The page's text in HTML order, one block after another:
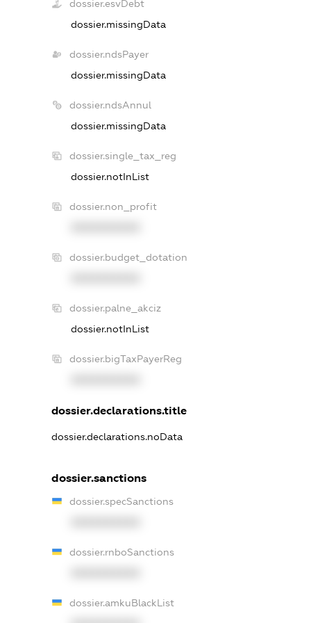
dossier.esvDebt
dossier.missingData
dossier.ndsPayer
dossier.missingData
dossier.ndsAnnul
dossier.missingData
dossier.single_tax_reg
dossier.notInList
dossier.non_profit
dossier.budget_dotation
dossier.palne_akciz
dossier.notInList
dossier.bigTaxPayerReg
dossier.declarations.title
dossier.declarations.noData
dossier.sanctions
dossier.specSanctions
dossier.rnboSanctions
dossier.amkuBlackList